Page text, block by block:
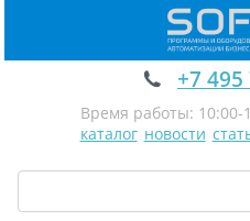
+7
Время работы: 10:00-
каталог новости